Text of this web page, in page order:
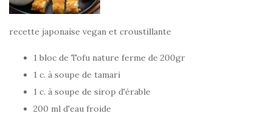
recette japonaise vegan et croustillante
1 bloc de Tofu nature ferme de 200gr
1 c. à soupe de tamari
1 c. à soupe de sirop d'érable
200 ml d'eau froide